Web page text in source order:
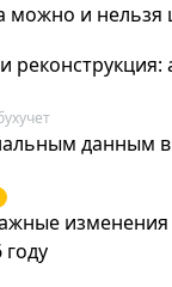
можно и
реконструкция:
данным в
изменения